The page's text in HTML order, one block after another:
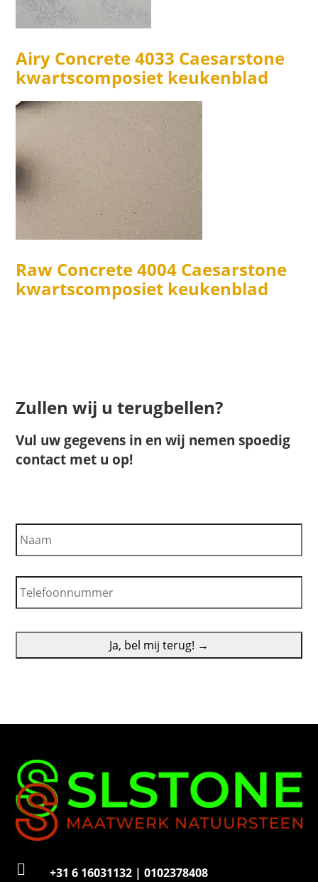
Airy Concrete 4033 Caesarstone
kwartscomposiet keukenblad
Raw Concrete 4004 Caesarstone
kwartscomposiet keukenblad
Zullen wij u terugbellen?
Vul uw gegevens in en wij nemen spoedig
contact met u op!
N
a
T
e
f
o
 +31 6 16031132 | 0102378408